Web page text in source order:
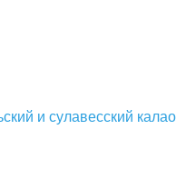
и сулавесский калао